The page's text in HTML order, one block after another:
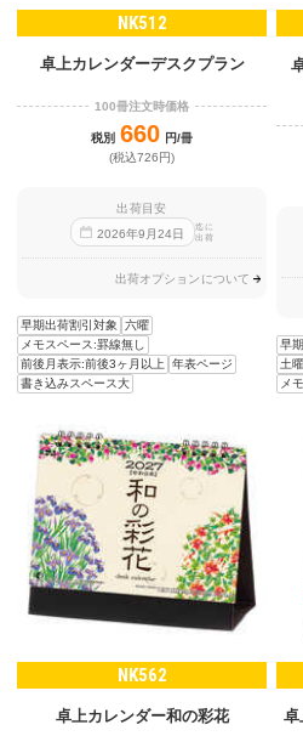
NK512
卓上カレンダーデスクプラン
100冊注文時価格
税別 660 円/冊
(税込726円)
出荷目安
2026年9 月24日
迄に
出荷
出荷オプションについて
早期出荷割引対象
六曜
メモスペース:罫線無し
前後月表示:前後3ヶ月以上 年表ページ
書き込みスペース大
早
土
メ
NK562
卓上カレンダー和の彩花 卓